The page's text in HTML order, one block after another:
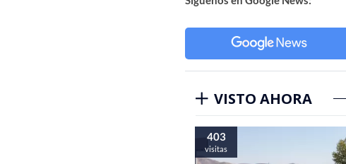
VISTO AHORA
403
visitas